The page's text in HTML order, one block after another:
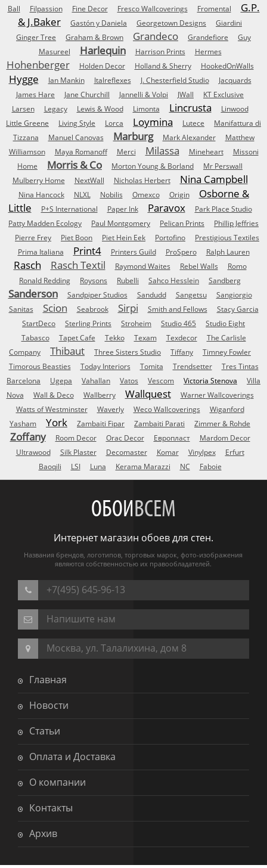
Ball
Filpassion Fine Decor Fresco Wallcoverings Fromental
G.P.
& J.Baker
Gastón y Daniela Georgetown Designs
Giardini
Ginger Tree
Graham & Brown Grandeco Grandefiore
Guy
Masureel
Harlequin Harrison Prints Hermes
Hohenberger Holden Decor Holland & Sherry HookedOnWalls
Hygge Ian Mankin Italreflexes J. Chesterfield Studio
Jacquards
James Hare
Jane Churchill Jannelli & Volpi JWall
KT Exclusive
Larsen
Legacy Lewis & Wood Limonta Lincrusta
Linwood
Little Greene
Living Style Lorca Loymina Lutece
Manifattura di
Tizzana
Manuel Canovas Marburg Mark Alexander
Matthew
Williamson
Maya Romanoff Merci Milassa Mineheart
Missoni
Home
Morris & Co Morton Young & Borland
Mr Perswall
Mulberry Home
NextWall Nicholas Herbert Nina Campbell
Nina Hancock NLXL Nobilis Omexco Origin
Osborne &
Little
P+S International Paper Ink Paravox
Park Place Studio
Patty Madden Ecology
Paul Montgomery Pelican Prints
Phillip Jeffries
Pierre Frey
Piet Boon Piet Hein Eek Portofino
Prestigious Textiles
Prima Italiana
Print4 Printers Guild ProSpero Ralph Lauren
Rasch Rasch Textil Raymond Waites Rebel Walls
Romo
Ronald Redding
Roysons Rubelli Sahco Hesslein Sandberg
Sanderson Sandpiper Studios Sandudd Sangetsu
Sangiorgio
Sanitas
Scion Seabrook Sirpi Smith and Fellows
Stacy Garcia
StartDeco
Sterling Prints Stroheim Studio 465
Studio Eight
Tabasco
Tapet Cafe Tekko Texam Texdecor
The Carlisle
Company
Thibaut Three Sisters Studio Tiffany
Timney Fowler
Timorous Beasties
Today Interiors Tomita Trendsetter
Tres Tintas
Barcelona
Ugepa Vahallan Vatos Vescom Victoria Stenova
Villa
Nova
Wall & Deco Wallberry Wallquest
Warner Wallcoverings
Watts of Westminster
Waverly Weco Wallcoverings
Wiganford
Yasham
York Zambaiti Fipar Zambaiti Parati Zimmer & Rohde
Zoffany Room Decor Orac Decor Европласт
Mardom Decor
Ultrawood
Silk Plaster Decomaster Komar Vinylpex
Erfurt
Baoqili
LSI Luna Kerama Marazzi NC Faboie
ОБОИВСЕМ
Интернет магазин обоев для стен.
Названия брендов, логотипов, торговых марок, фото-изображения
являются собственностью их правообладателей.
+7(495) 645-96-13
Напишите нам
Москва, ул. Талалихина, дом 8
Главная
Новости
Статьи
Оплата и Доставка
О компании
Контакты
Архив